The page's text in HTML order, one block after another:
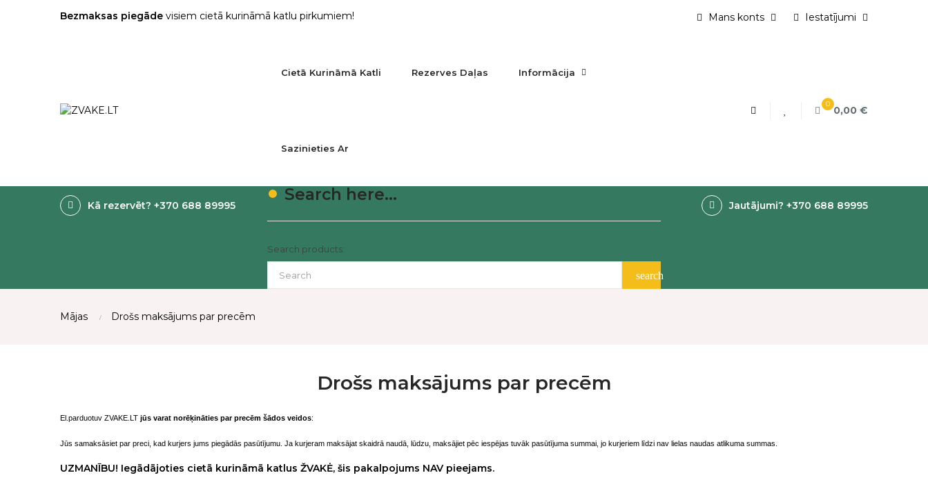
Bezmaksas piegāde visiem cietā kurināmā katlu pirkumiem! Iestatījumi
Mans konts
Cietā Kurināmā Katli Rezerves Daļas Informācija
Sazinieties Ar
0 0,00 €
Kā rezervēt? +370 688 89995
Search here...
Search products:
search
Jautājumi? +370 688 89995
Mājas Drošs maksājums par precēm
Drošs maksājums par precēm
El.parduotuv ZVAKE.LT jūs varat norēķināties par precēm šādos veidos:
Jūs samaksāsiet par preci, kad kurjers jums piegādās pasūtījumu. Ja kurjeram maksājat skaidrā naudā, lūdzu, maksājiet pēc iespējas tuvāk pasūtījuma summai, jo kurjeriem līdzi nav lielas naudas atlikuma summas.
UZMANĪBU! Iegādājoties cietā kurināmā katlus ŽVAKĖ, šis pakalpojums NAV pieejams.